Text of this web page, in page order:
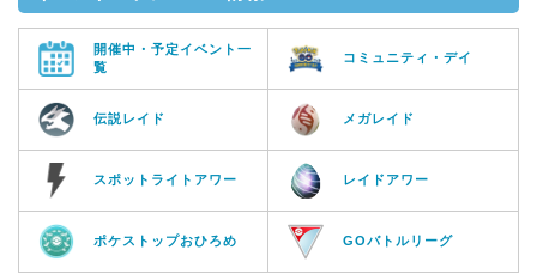
開催中・予定イベント一
覧
コミュニティ・デイ
伝説レイド メガレイド
スポットライトアワー レイドアワー
ポケストップおひろめ GOバトルリーグ